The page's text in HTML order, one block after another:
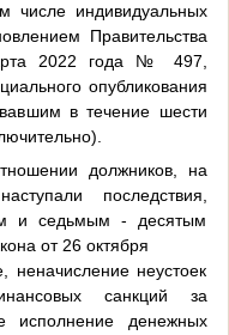
числе индивидуальных
Правительства
2022 года № 497,
опубликования
в течение шести
должников, на
последствия,
и седьмым - десятым
от 26 октября
неустоек
санкций за
исполнение денежных